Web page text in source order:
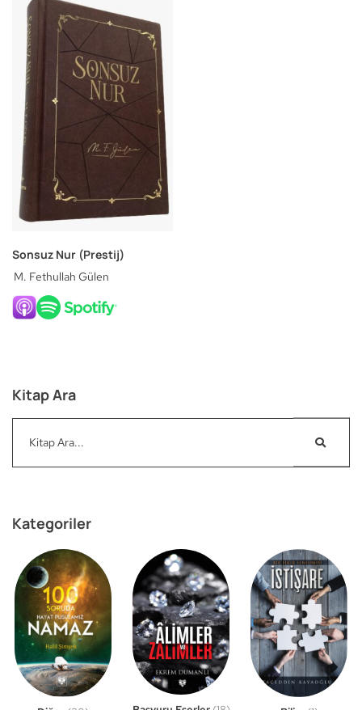
Kitap Ara
Kategoriler
Sonsuz Nur (Prestij)
M. Fethullah Gülen